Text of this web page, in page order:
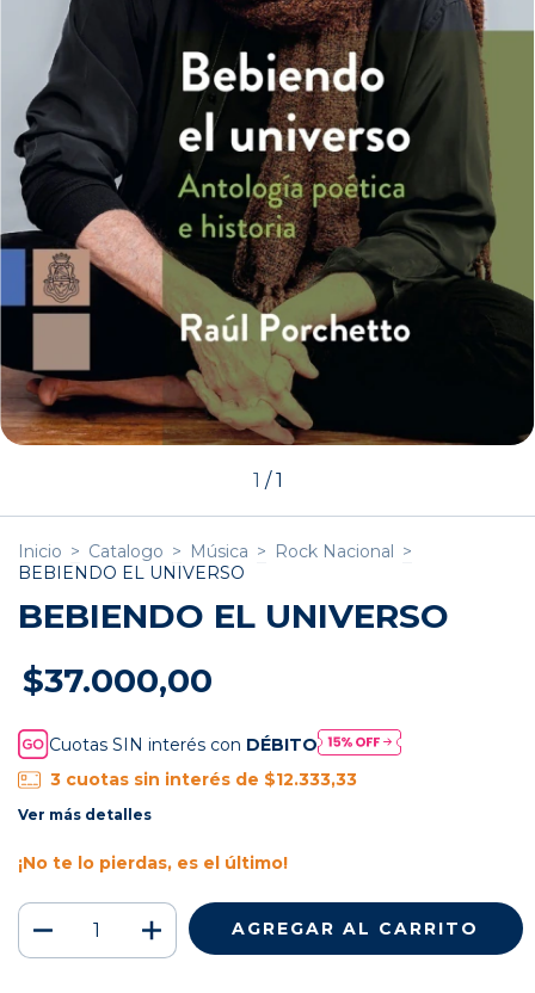
1 /1
Inicio > Catalogo > Música > Rock Nacional >
BEBIENDO EL UNIVERSO
BEBIENDO EL UNIVERSO
$37.000,00
Cuotas SIN interés con DÉBITO
3 cuotas sin interés de $12.333,33
Ver más detalles
¡No te lo pierdas, es el último!